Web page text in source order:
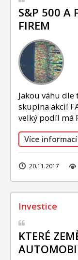
S&P 500 A
FIREM
Jakou váhu
skupina akcií
velký podíl má
Více informací
20.11.2017
KTERÉ